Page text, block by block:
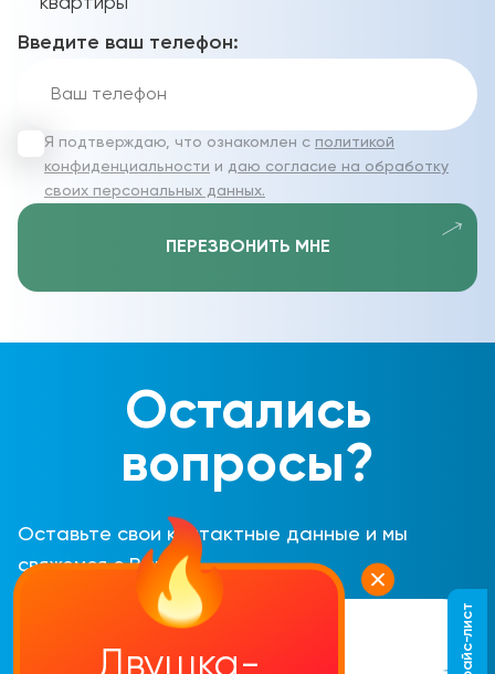
Введите ваш телефон:
Я подтверждаю, что ознакомлен с политикой
конфиденциальности и даю согласие на обработку
своих персональных данных.
ПЕРЕЗВОНИТЬ МНЕ
Остались
вопросы?
Оставьте свои контактные данные и мы
свяжемся с Вами
Двушка-